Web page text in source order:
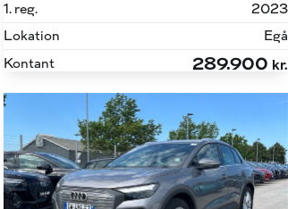
1. reg.
2023
Lokation
Egå
Kontant
289.900 kr.